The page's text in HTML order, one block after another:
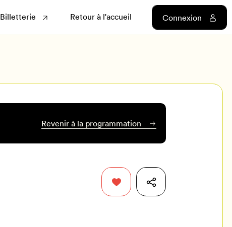
Billetterie Retour à l'accueil Connexion
Revenir à la programmation